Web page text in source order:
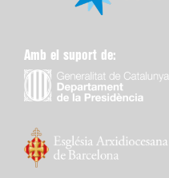
Amb el suport de: